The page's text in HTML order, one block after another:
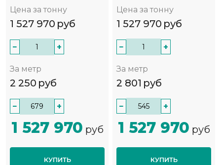
Цена за тонну
1 527 970 руб
− +
За метр
2 250 руб
− +
1 527 970 руб
КУПИТЬ
Цена за тонну
1 527 970 руб
− +
За метр
2 801 руб
− +
1 527 970 руб
КУПИТЬ